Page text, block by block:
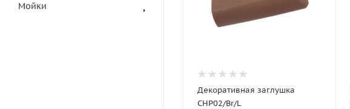
Мойки
Декоративная заглушка
CHP02/Br/L